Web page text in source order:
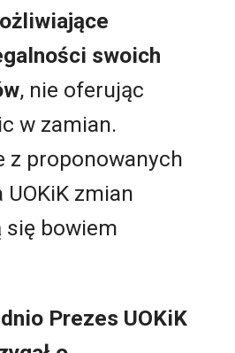
swoich
, nie oferując
w zamian.
z proponowanych
UOKiK zmian
się bowiem
Prezes UOKiK